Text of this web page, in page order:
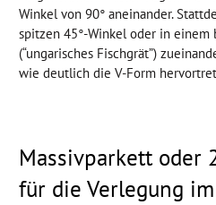
Winkel von 90° aneinander.
spitzen 45°-Winkel oder in einem
(“ungarisches Fischgrät”)
wie deutlich die V-Form
Massivparkett oder
für die Verlegung im